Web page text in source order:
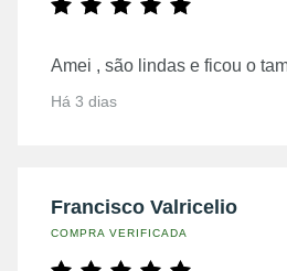
Amei , são lindas e ficou o
Há 3 dias
Francisco Valricelio
COMPRA VERIFICADA